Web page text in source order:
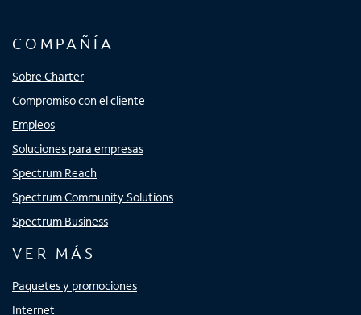
COMPAÑÍA
Sobre Charter
Compromiso con el cliente
Empleos
Soluciones para empresas
Spectrum Reach
Spectrum Community Solutions
Spectrum Business
VER MÁS
Paquetes y promociones
Internet